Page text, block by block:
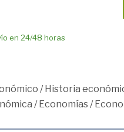
en 24/48 horas
/Historia
/Economías/